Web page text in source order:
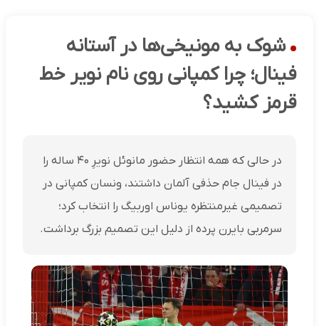
شوک به مونیخی‌ها در آستانه
فینال؛ چرا کمپانی روی نام نویر خط
قرمز کشید؟
در حالی که همه انتظار حضور مانوئل نویرِ ۴۰ ساله را
در فینال جام حذفی آلمان داشتند، ونسان کمپانی در
تصمیمی غیرمنتظره یوناس اوربیگ را انتخاب کرد؛
سرمربی بایرن پرده از دلیل این تصمیم بزرگ برداشت.